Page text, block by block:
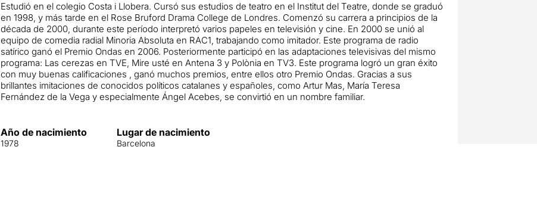
Estudió en el colegio Costa i Llobera. Cursó sus estudios de teatro en el Institut del Teatre, donde se graduó
en 1998, y más tarde en el Rose Bruford Drama College de Londres. Comenzó su carrera a principios de la
década de 2000, durante este período interpretó varios papeles en televisión y cine. En 2000 se unió al
equipo de comedia radial Minoria Absoluta en RAC1, trabajando como imitador. Este programa de radio
satírico ganó el Premio Ondas en 2006. Posteriormente participó en las adaptaciones televisivas del mismo
programa: Las cerezas en TVE, Mire usté en Antena 3 y Polònia en TV3. Este programa logró un gran éxito
con muy buenas calificaciones , ganó muchos premios, entre ellos otro Premio Ondas. Gracias a sus
brillantes imitaciones de conocidos políticos catalanes y españoles, como Artur Mas, María Teresa
Fernández de la Vega y especialmente Ángel Acebes, se convirtió en un nombre familiar.
Año de nacimiento
1978
Lugar de nacimiento
Barcelona